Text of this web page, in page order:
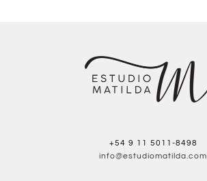
+54 9 11 5011-8498
info@estudiomatilda.com